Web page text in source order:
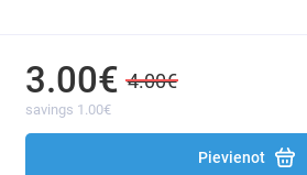
3.00€ 4.00€
savings 1.00€
Pievienot